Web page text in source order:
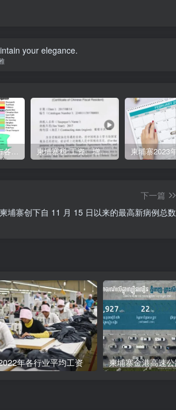
your elegance.
柬埔寨首都金边市各区与分区名称分布 柬埔寨税:工资、增值、预扣、利润、专利、产业、注册税
下一篇
柬埔寨创下自 11 月 15 日以来的最高新病例总数
年各行业平均工资